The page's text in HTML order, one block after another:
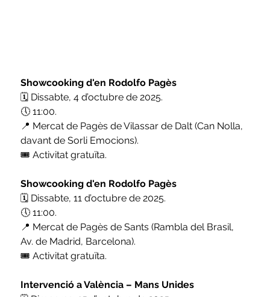
Showcooking d'en Rodolfo Pagès
🗓️ Dissabte, 4 d’octubre de 2025.
🕔 11:00.
📍 Mercat de Pagès de Vilassar de Dalt (Can Nolla,
davant de Sorli Emocions).
🎟️ Activitat gratuïta.
Showcooking d'en Rodolfo Pagès
🗓️ Dissabte, 11 d’octubre de 2025.
🕔 11:00.
📍 Mercat de Pagès de Sants (Rambla del Brasil,
Av. de Madrid, Barcelona).
🎟️ Activitat gratuïta.
Intervenció a València – Mans Unides